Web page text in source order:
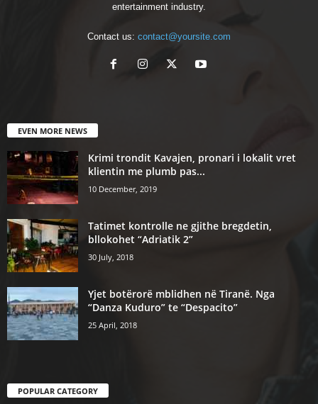
entertainment industry.
Contact us: contact@yoursite.com
EVEN MORE NEWS
Krimi trondit Kavajen, pronari i lokalit vret
klientin me plumb pas...
10 December, 2019
Tatimet kontrolle ne gjithe bregdetin,
bllokohet “Adriatik 2”
30 July, 2018
Yjet botërorë mblidhen në Tiranë. Nga
“Danza Kuduro” te “Despacito”
25 April, 2018
POPULAR CATEGORY